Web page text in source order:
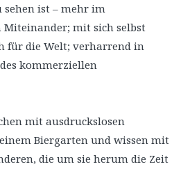
sehen ist – mehr im
Miteinander; mit sich selbst
für die Welt; verharrend in
kommerziellen
mit ausdruckslosen
Biergarten und wissen mit
die um sie herum die Zeit